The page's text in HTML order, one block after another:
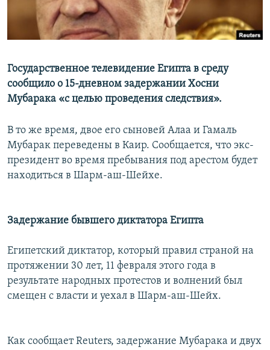
ГУЗОРИШҲОИ РАДИОӢ
Русский
Ҳамаи сомонаҳои RFE/RL
Государственное телевидение Египта в среду
сообщило о 15-дневном задержании Хосни
Мубарака «с целью проведения следствия».
В то же время, двое его сыновей Алаа и Гамаль
Мубарак переведены в Каир. Сообщается, что экс-
президент во время пребывания под арестом будет
находиться в Шарм-аш-Шейхе.
Задержание бывшего диктатора Египта
Египетский диктатор, который правил страной на
протяжении 30 лет, 11 февраля этого года в
результате народных протестов и волнений был
смещен с власти и уехал в Шарм-аш-Шейх.
Как сообщает Reuters, задержание Мубарака и двух